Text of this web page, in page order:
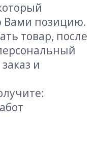
Вами позицию.
товар, после
и